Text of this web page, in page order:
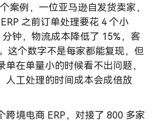
案例，一位亚马逊自发货卖家，
之前订单处理要花 4 个小
钟，物流成本降低了 15%，客
这个数字不是每家都能复现，但
在单量小的时候看不出问题，
人工处理的时间成本会成倍放
跨境电商 ERP，对接了 800 多家